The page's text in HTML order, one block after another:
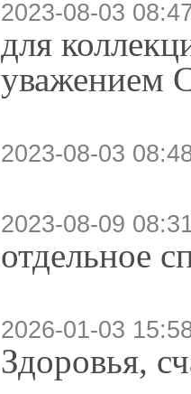
2023-08-03
для
уважением
2023-08-03
2023-08-09
отдельное
2026-01-03
Здоровья,